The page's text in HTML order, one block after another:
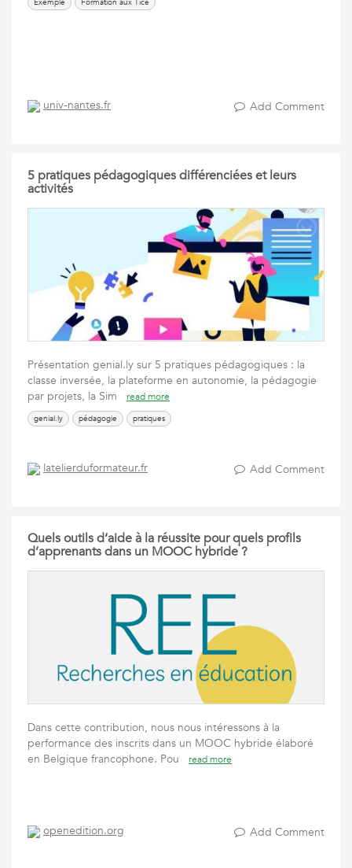
Exemple Formation aux Tice
univ-nantes.fr Add Comment
5 pratiques pédagogiques différenciées et leurs
activités
Présentation genial.ly sur 5 pratiques pédagogiques : la
classe inversée, la plateforme en autonomie, la pédagogie
par projets, la Sim
read more
genial.ly pédagogie pratiques
latelierduformateur.fr Add Comment
Quels outils d’aide à la réussite pour quels profils
d’apprenants dans un MOOC hybride ?
Dans cette contribution, nous nous intéressons à la
performance des inscrits dans un MOOC hybride élaboré
en Belgique francophone. Pou
read more
openedition.org Add Comment